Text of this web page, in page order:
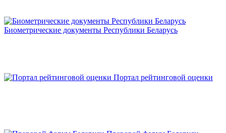
Биометрические документы Республики Беларусь
Портал рейтинговой оценки